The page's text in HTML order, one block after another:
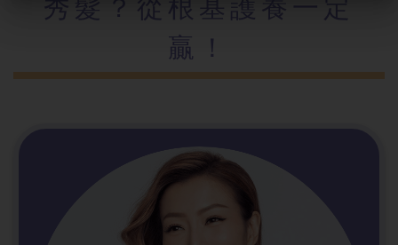
秀髮？從根基護養一定
贏！